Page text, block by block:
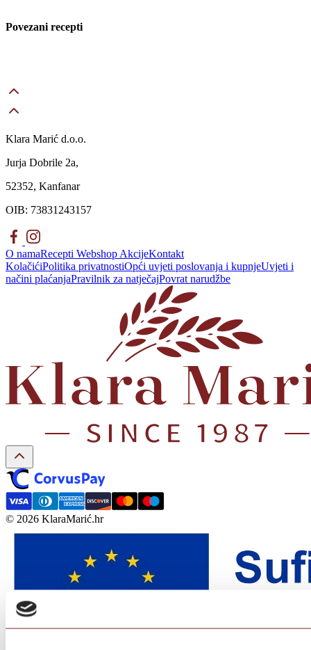
Povezani recepti
Klara Marić d.o.o.
Jurja Dobrile 2a,
52352, Kanfanar
OIB: 73831243157
O namaRecepti Webshop AkcijeKontakt
KolačićiPolitika privatnostiOpći uvjeti poslovanja i kupnjeUvjeti i
načini plaćanjaPravilnik za natječajPovrat narudžbe
© 2026 KlaraMarić.hr